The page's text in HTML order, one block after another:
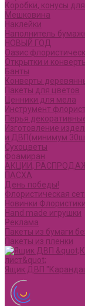
Коробки, конусы
Мешковина
Наклейки
Наполнитель
НОВЫЙ ГОД
Оазис
Открытки и
Банты
Конверты
Пакеты для цветов
Ценники для мела
Инструмент
Перья
Изготовление
и ДВП(минимум
Сухоцветы
Фоамиран
АКЦИИ,
ПАСХА
День победы!
Флористическая
Новинки Флористики
Hand made игрушки
Реклама
Пакеты из бумаги
Пакеты из пленки
Ящик ДВП